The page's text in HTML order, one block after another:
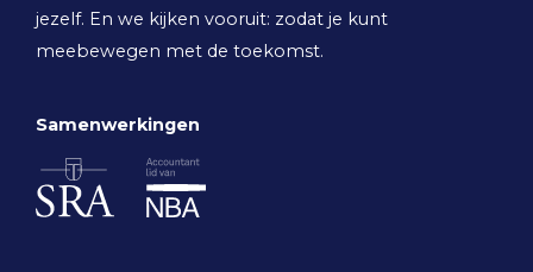
jezelf. En we kijken vooruit: zodat je kunt
meebewegen met de toekomst.
Samenwerkingen